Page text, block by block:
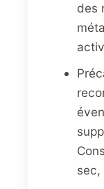
des
sec,